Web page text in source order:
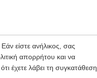
είστε ανήλικος, σας
απορρήτου και να
έχετε λάβει τη συγκατάθεση